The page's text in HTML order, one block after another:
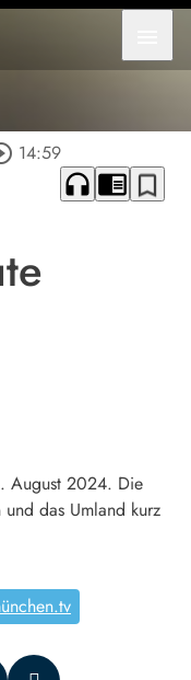
14:59
headphones chrome_reader_mode bookmark_border
August 2024. Die
das Umland kurz